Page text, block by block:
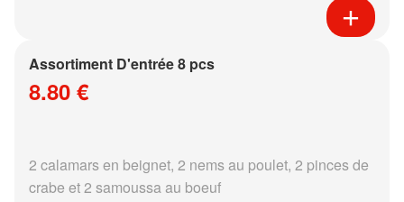
Assortiment D'entrée 8 pcs
8.80 €
2 calamars en beignet, 2 nems au poulet, 2 pinces de
crabe et 2 samoussa au boeuf